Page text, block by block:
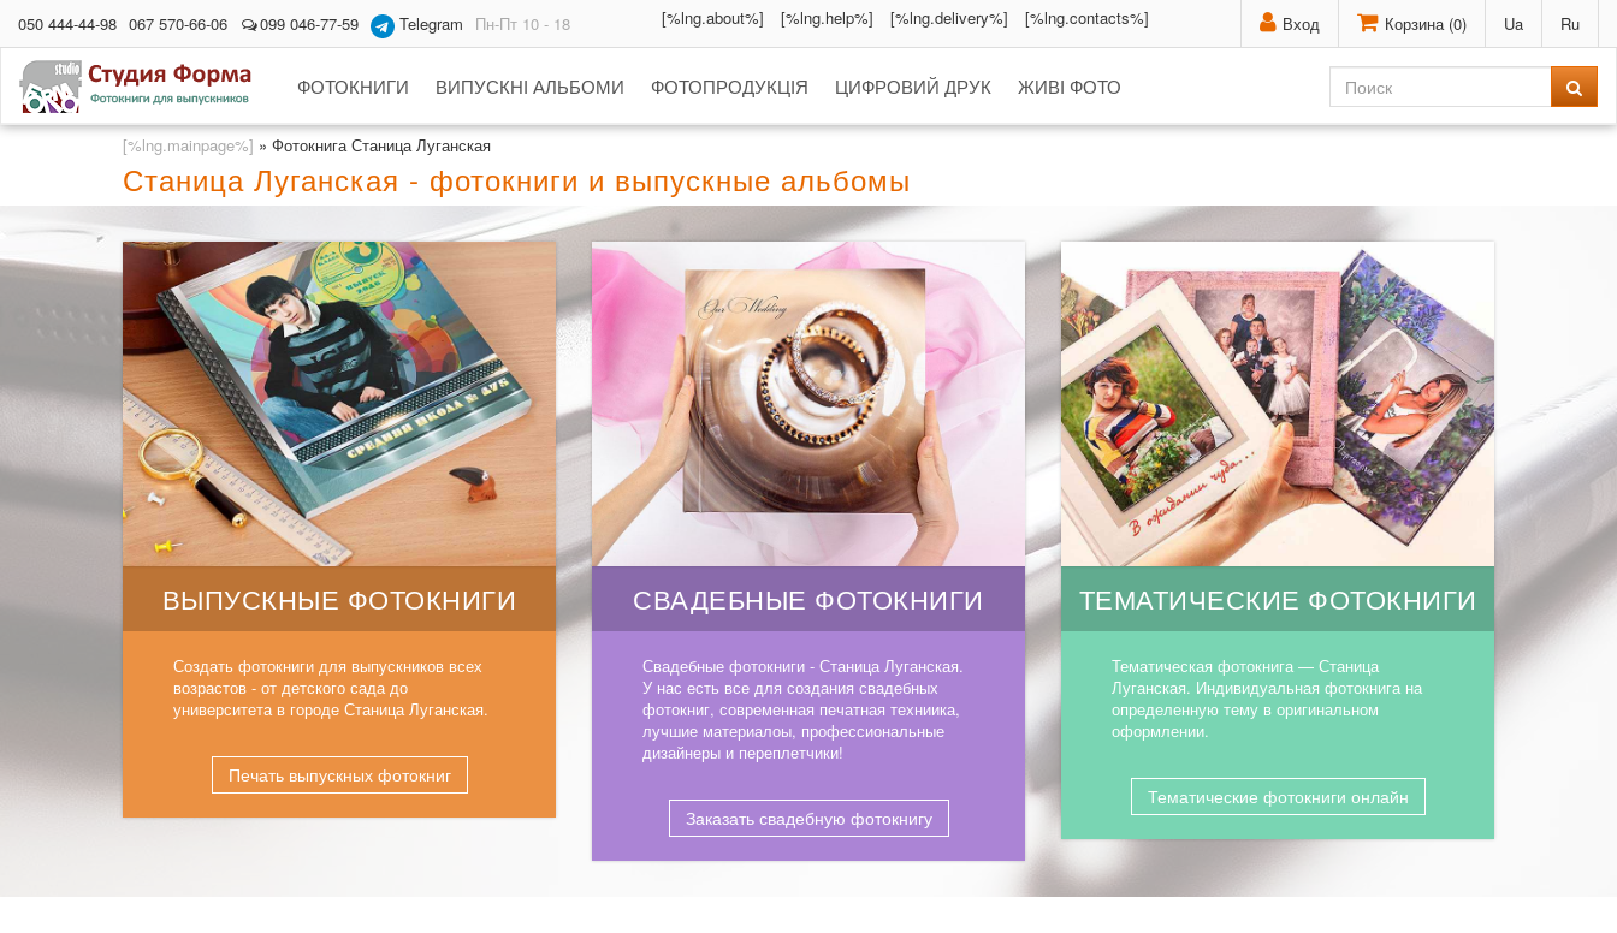
Вход Корзина (0) Ua Ru
050 444-44-98 067 570-66-06 099 046-77-59 Telegram Пн-Пт 10 - 18 [%lng.about%] [%lng.help%] [%lng.delivery%] [%lng.contacts%]
ФОТОКНИГИ ВИПУСКНІ АЛЬБОМИ ФОТОПРОДУКЦІЯ ЦИФРОВИЙ ДРУК ЖИВІ ФОТО
[%lng.mainpage%] » Фотокнига Станица Луганская
Станица Луганская - фотокниги и выпускные альбомы
ВЫПУСКНЫЕ ФОТОКНИГИ
Создать фотокниги для выпускников всех
возрастов - от детского сада до
университета в городе Станица Луганская.
Печать выпускных фотокниг
СВАДЕБНЫЕ ФОТОКНИГИ
Свадебные фотокниги - Станица Луганская.
У нас есть все для создания свадебных
фотокниг, современная печатная техниика,
лучшие материалоы, профессиональные
дизайнеры и переплетчики!
Заказать свадебную фотокнигу
ТЕМАТИЧЕСКИЕ ФОТОКНИГИ
Тематическая фотокнига — Станица
Луганская. Индивидуальная фотокнига на
определенную тему в оригинальном
оформлении.
Тематические фотокниги онлайн